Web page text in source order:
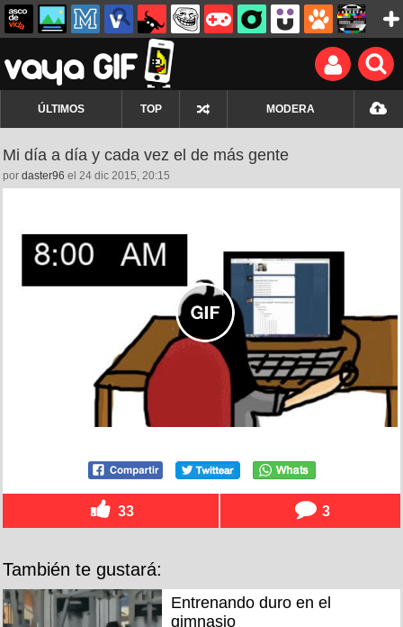
ÚLTIMOS TOP MODERA
Mi día a día y cada vez el de más gente
por daster96 el 24 dic 2015, 20:15
33 3
También te gustará:
Entrenando duro en el
gimnasio